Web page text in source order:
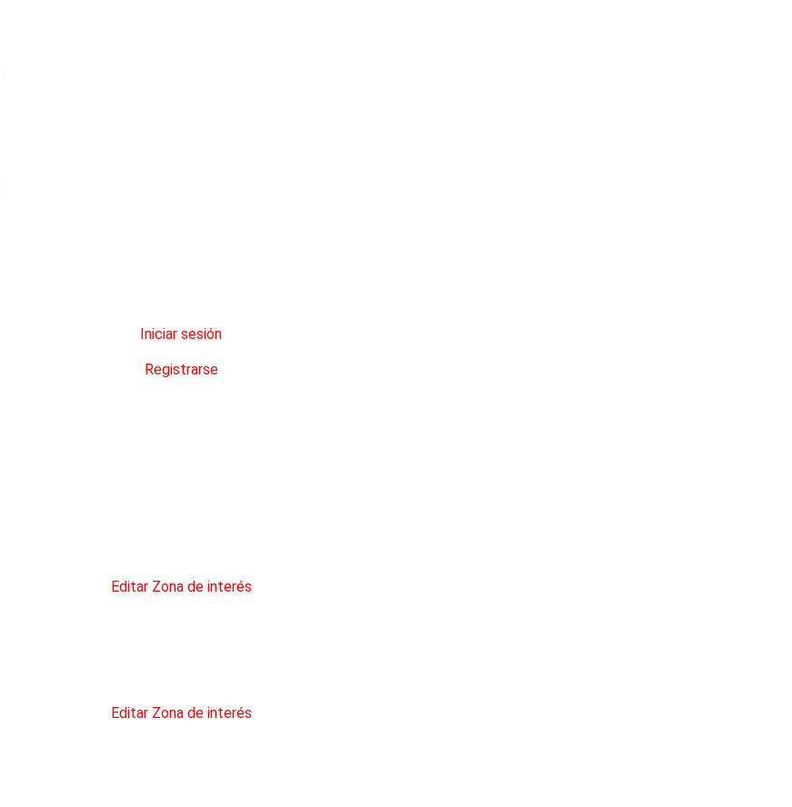
Iniciar sesión
Registrarse
Editar Zona de interés
Editar Zona de interés